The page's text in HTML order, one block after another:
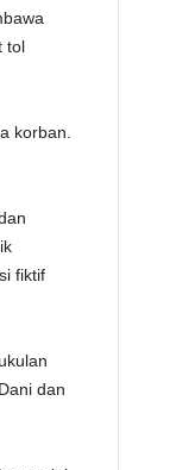
tol
korban.
fiktif
dan